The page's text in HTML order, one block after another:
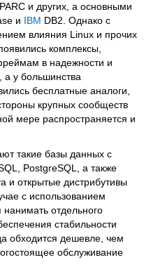
и других, а основными
и IBM DB2. Однако с
влияния Linux и прочих
комплексы,
в надежности и
а у большинства
бесплатные аналоги,
крупных сообществ
мере распространяется и
такие базы данных с
PostgreSQL, а также
и открытые дистрибутивы
с использованием
отдельного
стабильности
обходится дешевле, чем
обслуживание